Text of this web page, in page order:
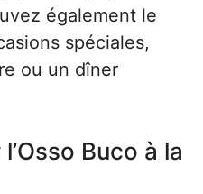
également le
spéciales,
ou un dîner
Buco à la